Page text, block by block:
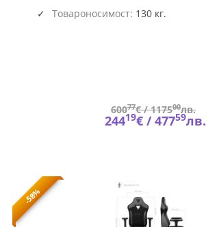
Товароносимост: 130 кг.
60077€ /117500лв.
24419€ /47759лв.
-58%